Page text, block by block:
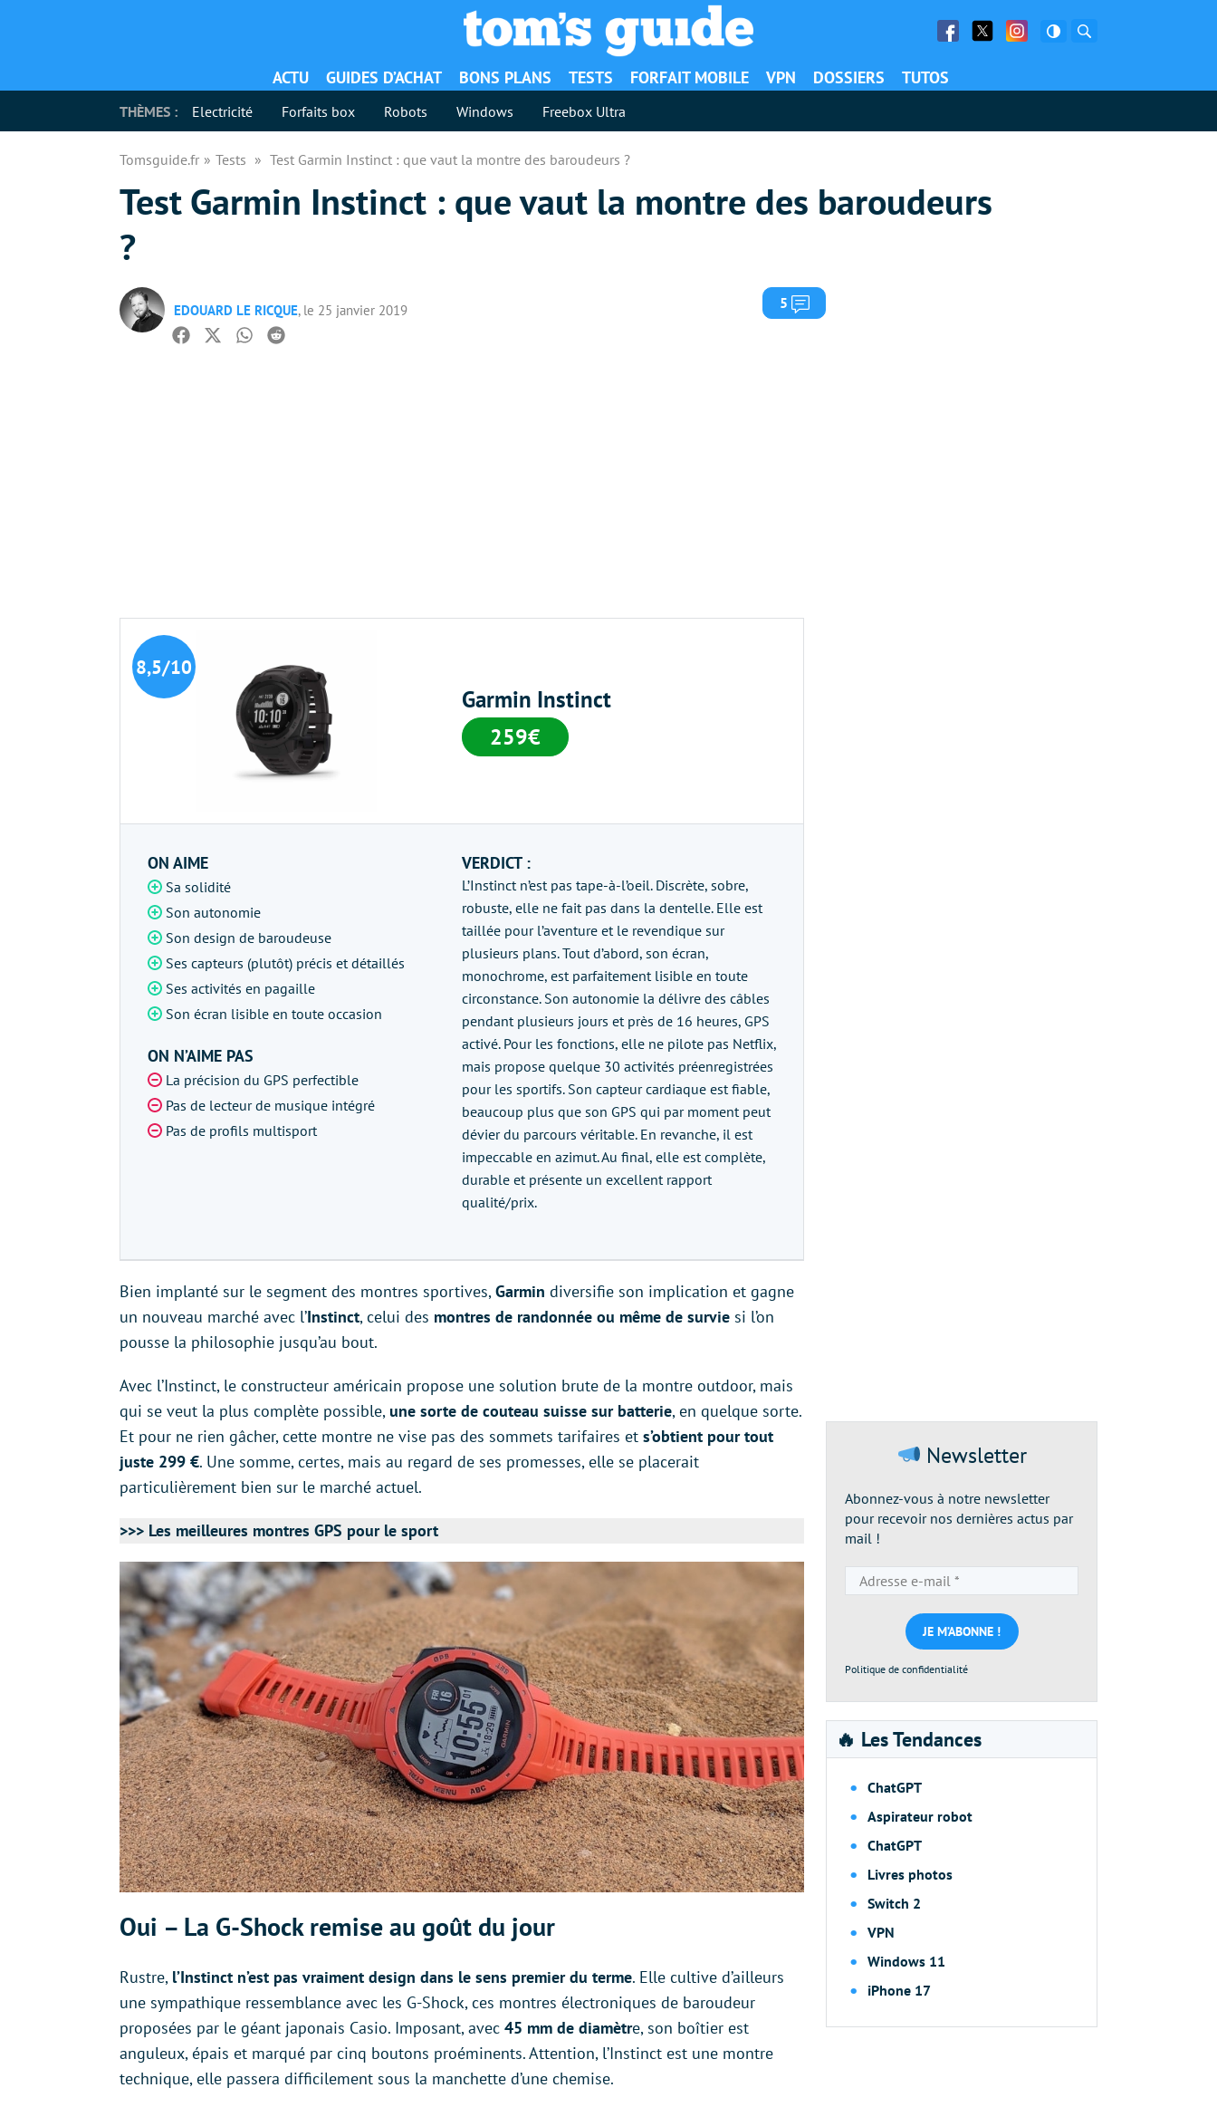
Facebook
Twitter Facebook
ACTU GUIDES D’ACHAT BONS PLANS TESTS FORFAIT MOBILE VPN DOSSIERS TUTOS
THÈMES : Electricité Forfaits box Robots Windows Freebox Ultra
Tomsguide.fr Tests Test Garmin Instinct : que vaut la montre des baroudeurs ?
Test Garmin Instinct : que vaut la montre des baroudeurs
?
EDOUARD LE RICQUE, le 25 janvier 2019 5 Commentaires
Facebook
TwitterWhatsapp
Reddit
8,5/10
Garmin Instinct
259€
ON AIME
Sa solidité
Son autonomie
Son design de baroudeuse
Ses capteurs (plutôt) précis et détaillés
Ses activités en pagaille
Son écran lisible en toute occasion
ON N’AIME PAS
La précision du GPS perfectible
Pas de lecteur de musique intégré
Pas de profils multisport
VERDICT :
L’Instinct n’est pas tape-à-l’oeil. Discrète, sobre,
robuste, elle ne fait pas dans la dentelle. Elle est
taillée pour l’aventure et le revendique sur
plusieurs plans. Tout d’abord, son écran,
monochrome, est parfaitement lisible en toute
circonstance. Son autonomie la délivre des câbles
pendant plusieurs jours et près de 16 heures, GPS
activé. Pour les fonctions, elle ne pilote pas Netflix,
mais propose quelque 30 activités préenregistrées
pour les sportifs. Son capteur cardiaque est fiable,
beaucoup plus que son GPS qui par moment peut
dévier du parcours véritable. En revanche, il est
impeccable en azimut. Au final, elle est complète,
durable et présente un excellent rapport
qualité/prix.
Bien implanté sur le segment des montres sportives,Garmin diversifie son implication et gagne
un nouveau marché avec l’Instinct, celui des montres de randonnée ou même de survie si l’on
pousse la philosophie jusqu’au bout.
Avec l’Instinct, le constructeur américain propose une solution brute de la montre outdoor, mais
qui se veut la plus complète possible, une sorte de couteau suisse sur batterie, en quelque sorte.
Et pour ne rien gâcher, cette montre ne vise pas des sommets tarifaires et s’obtient pour tout
juste 299 €. Une somme, certes, mais au regard de ses promesses, elle se placerait
particulièrement bien sur le marché actuel.
>>> Les meilleures montres GPS pour le sport
Oui – La G-Shock remise au goût du jour
Rustre, l’Instinct n’est pas vraiment design dans le sens premier du terme. Elle cultive d’ailleurs
une sympathique ressemblance avec les G-Shock, ces montres électroniques de baroudeur
proposées par le géant japonais Casio. Imposant, avec 45 mm de diamètre, son boîtier est
anguleux, épais et marqué par cinq boutons proéminents. Attention, l’Instinct est une montre
technique, elle passera difficilement sous la manchette d’une chemise.
Newsletter
Abonnez-vous à notre newsletter
pour recevoir nos dernières actus par
mail !
e-
mail
*
Politique de confidentialité
🔥 Les Tendances
ChatGPT
Aspirateur robot
ChatGPT
Livres photos
Switch 2
VPN
Windows 11
iPhone 17